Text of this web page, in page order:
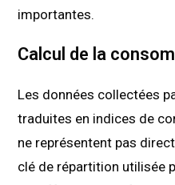
importantes.
Calcul de la
Les données collectées
traduites en indices de
ne représentent pas
clé de répartition utilisée